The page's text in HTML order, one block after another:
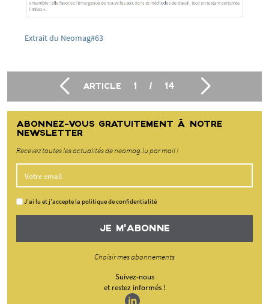
Extrait du Neomag#63
ARTICLE 1 / 14
ABONNEZ-VOUS GRATUITEMENT À NOTRE
NEWSLETTER
Recevez toutes les actualités de neomag.lu par mail !
J'ai lu et j'accepte la politique de confidentialité
JE M'ABONNE
Choisir mes abonnements
Suivez-nous
et restez informés !